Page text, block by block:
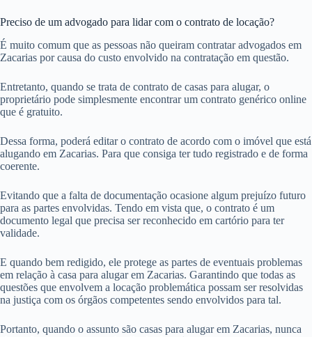
Preciso de um advogado para lidar com o contrato de locação?
É muito comum que as pessoas não queiram contratar advogados em
Zacarias por causa do custo envolvido na contratação em questão.
Entretanto, quando se trata de contrato de casas para alugar, o
proprietário pode simplesmente encontrar um contrato genérico online
que é gratuito.
Dessa forma, poderá editar o contrato de acordo com o imóvel que está
alugando em Zacarias. Para que consiga ter tudo registrado e de forma
coerente.
Evitando que a falta de documentação ocasione algum prejuízo futuro
para as partes envolvidas. Tendo em vista que, o contrato é um
documento legal que precisa ser reconhecido em cartório para ter
validade.
E quando bem redigido, ele protege as partes de eventuais problemas
em relação à casa para alugar em Zacarias. Garantindo que todas as
questões que envolvem a locação problemática possam ser resolvidas
na justiça com os órgãos competentes sendo envolvidos para tal.
Portanto, quando o assunto são casas para alugar em Zacarias, nunca